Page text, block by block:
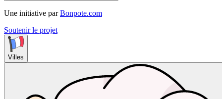
Une initiative par Bonpote.com
Soutenir le projet
Villes